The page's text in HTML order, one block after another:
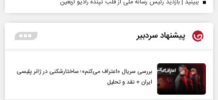
پیشنهاد سردبیر
بررسی سریال «اعتراف می‌کنم»؛ ساختارشکنی در ژانر پلیسی
ایران + نقد و تحلیل